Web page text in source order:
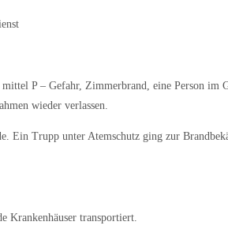
P – Gefahr, Zimmerbrand, eine Person
wieder verlassen.
Ein Trupp unter Atemschutz ging zur
Krankenhäuser transportiert.